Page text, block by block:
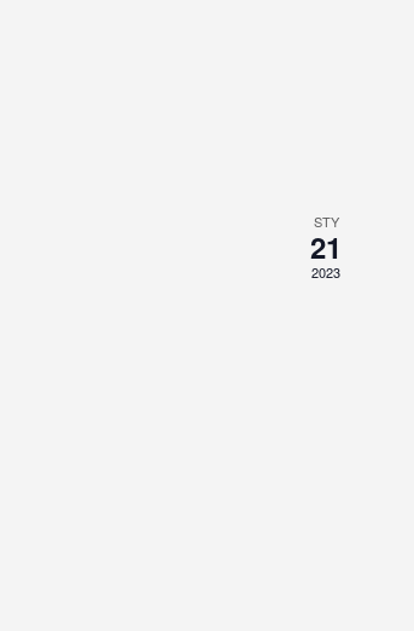
STY
21
2023